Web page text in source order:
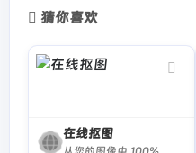
猜你喜欢
在线抠图